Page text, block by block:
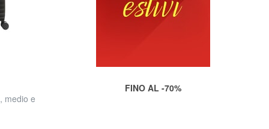
medio e
FINO AL -70%